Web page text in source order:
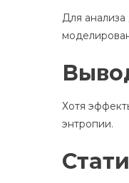
Для
Хотя
энтропии.